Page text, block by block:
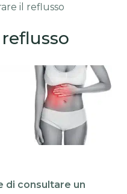
il reflusso
di consultare un